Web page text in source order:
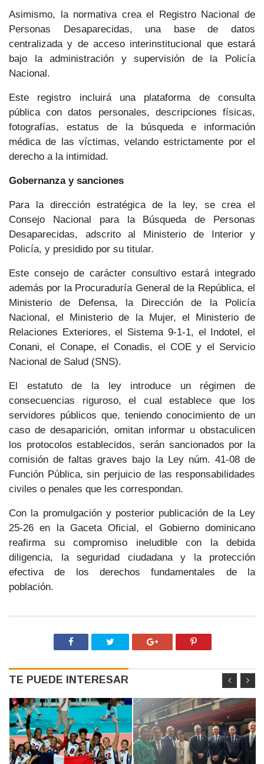
Asimismo, la normativa crea el Registro Nacional de
Personas Desaparecidas, una base de datos
centralizada y de acceso interinstitucional que estará
bajo la administración y supervisión de la
Policía
Nacional.
Este registro incluirá una plataforma de
consulta
públicacon datos personales, descripciones físicas,
fotografías, estatus de la búsqueda e información
médica de las víctimas, velando estrictamente por el
derecho a la intimidad.
Gobernanza y sanciones
Para la dirección estratégica de la ley, se crea el
Consejo Nacional para la Búsqueda de Personas
Desaparecidas, adscrito al Ministerio de Interior y
Policía, y presidido por su titular.
Este consejo de carácter consultivo estará integrado
además por la Procuraduría General de la República, el
Ministerio de Defensa, la Dirección de la Policía
Nacional, el Ministerio de la Mujer, el Ministerio de
Relaciones Exteriores, el Sistema 9-1-1, el Indotel, el
Conani, el Conape, el Conadis, el COE y el Servicio
Nacional de Salud (SNS).
El estatuto de la ley introduce un
régimen de
consecuencias riguroso, el cual establece que los
servidores públicos que, teniendo conocimiento de un
caso de desaparición, omitan informar u obstaculicen
los protocolos establecidos, serán sancionados por la
comisión de faltas graves bajo la Ley núm. 41-08de
Función Pública, sin perjuicio de las responsabilidades
civiles o penales que les correspondan.
Con la promulgación y posterior publicación de la Ley
25-26 en la Gaceta Oficial, el Gobierno dominicano
reafirma su
compromiso ineludiblecon la debida
diligencia, la
seguridad ciudadana y la protección
efectivade los derechos fundamentales de la
población.
TE PUEDE INTERESAR